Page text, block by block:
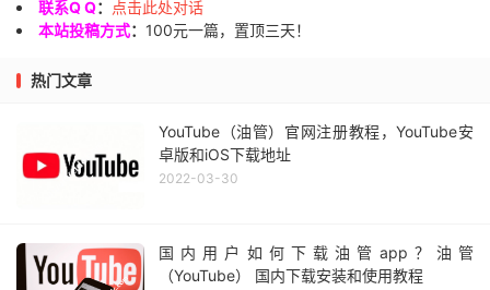
联系Q Q：
点击此处对话
本站投稿方式： 100元一篇，置顶三天！
热门文章
YouTube（油管）官网注册教程，YouTube安
卓版和iOS下载地址
2022-03-30
国内用户如何下载油管app？油管
（YouTube） 国内下载安装和使用教程